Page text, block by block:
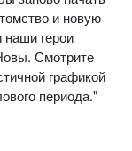
и новую
наши герои
Смотрите
графикой
периода."